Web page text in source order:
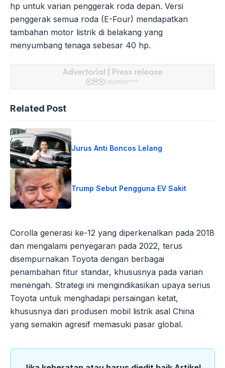
hp untuk varian penggerak roda depan. Versi
penggerak semua roda (E-Four) mendapatkan
tambahan motor listrik di belakang yang
menyumbang tenaga sebesar 40 hp.
Related Post
Jurus Anti Boncos Lelang
Trump Sebut Pengguna EV Sakit
Corolla generasi ke-12 yang diperkenalkan pada 2018
dan mengalami penyegaran pada 2022, terus
disempurnakan Toyota dengan berbagai
penambahan fitur standar, khususnya pada varian
menengah. Strategi ini mengindikasikan upaya serius
Toyota untuk menghadapi persaingan ketat,
khususnya dari produsen mobil listrik asal China
yang semakin agresif memasuki pasar global.